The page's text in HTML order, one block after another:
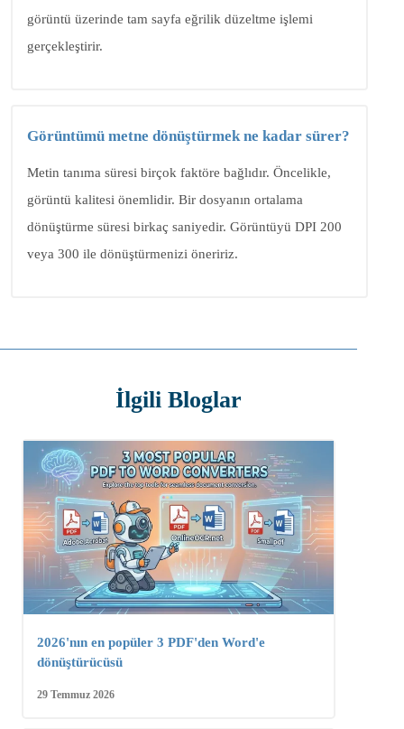
görüntü üzerinde tam sayfa eğrilik düzeltme işlemi
gerçekleştirir.
Görüntümü metne dönüştürmek ne kadar sürer?
Metin tanıma süresi birçok faktöre bağlıdır. Öncelikle,
görüntü kalitesi önemlidir. Bir dosyanın ortalama
dönüştürme süresi birkaç saniyedir. Görüntüyü DPI 200
veya 300 ile dönüştürmenizi öneririz.
İlgili Bloglar
2026'nın en popüler 3 PDF'den Word'e
dönüştürücüsü
29 Temmuz 2026